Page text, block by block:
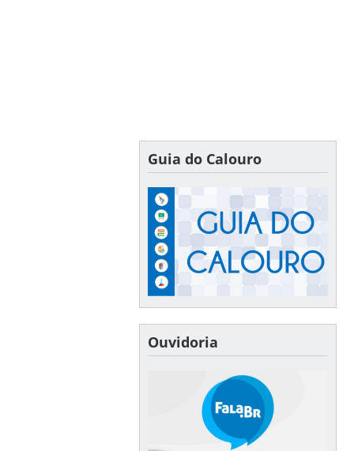
Guia do Calouro
Ouvidoria